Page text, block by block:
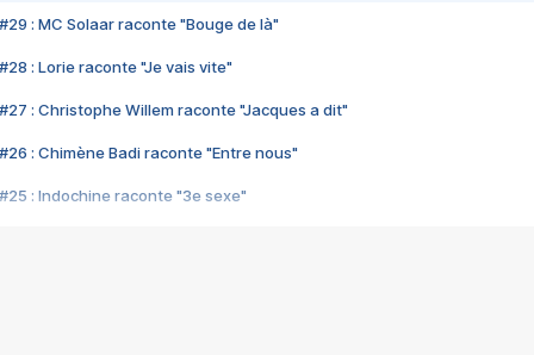
#29 : MC Solaar raconte "Bouge de là"
#28 : Lorie raconte "Je vais vite"
#27 : Christophe Willem raconte "Jacques a dit"
#26 : Chimène Badi raconte "Entre nous"
#25 : Indochine raconte "3e sexe"